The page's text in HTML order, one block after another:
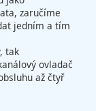
zaručíme
jedním a tím
tak
ovladač
až čtyř